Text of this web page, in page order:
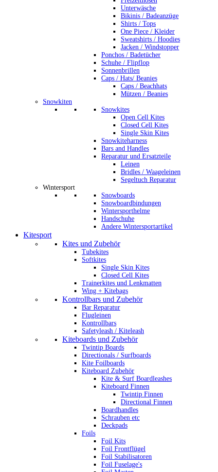
Unterwäsche
Bikinis / Badeanzüge
Shirts / Tops
One Piece / Kleider
Sweatshirts / Hoodies
Jacken / Windstopper
Ponchos / Badetücher
Schuhe / Flipflop
Sonnenbrillen
Caps / Hats/ Beanies
Caps / Beachhats
Mützen / Beanies
Snowkiten
Snowkites
Open Cell Kites
Closed Cell Kites
Single Skin Kites
Snowkiteharness
Bars and Handles
Reparatur und Ersatzteile
Leinen
Bridles / Waageleinen
Segeltuch Reparatur
Wintersport
Snowboards
Snowboardbindungen
Wintersporthelme
Handschuhe
Andere Wintersportartikel
Kitesport
Kites und Zubehör
Tubekites
Softkites
Single Skin Kites
Closed Cell Kites
Trainerkites und Lenkmatten
Wing + Kitebags
Kontrollbars und Zubehör
Bar Reparatur
Flugleinen
Kontrollbars
Safetyleash / Kiteleash
Kiteboards und Zubehör
Twintip Boards
Directionals / Surfboards
Kite Foilboards
Kiteboard Zubehör
Kite & Surf Boardleashes
Kiteboard Finnen
Twintip Finnen
Directional Finnen
Boardhandles
Schrauben etc
Deckpads
Foils
Foil Kits
Foil Frontflügel
Foil Stabilisatoren
Foil Fuselage's